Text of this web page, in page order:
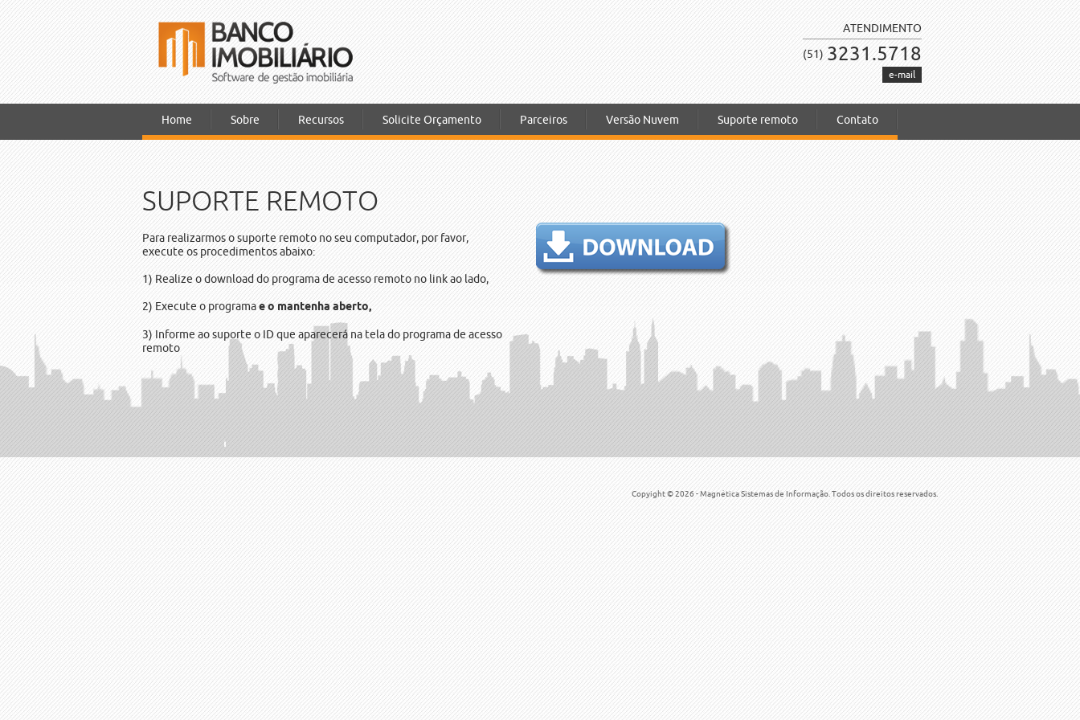
ATENDIMENTO
(51) 3231.5718
e-mail
Home Sobre Recursos Solicite Orçamento Parceiros Versão Nuvem Suporte remoto Contato
SUPORTE REMOTO
Para realizarmos o suporte remoto no seu computador, por favor,
execute os procedimentos abaixo:
1) Realize o download do programa de acesso remoto no link ao lado,
2) Execute o programae o mantenha aberto,
3) Informe ao suporte o ID que aparecerá na tela do programa de acesso
remoto
Copyight © 2026 - Magnética Sistemas de Informação. Todos os direitos reservados.